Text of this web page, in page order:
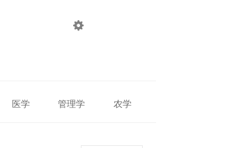

医学 管理学 农学